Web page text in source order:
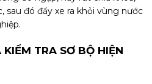
sau đó đẩy xe ra khỏi vùng nước
TRA SƠ BỘ HIỆN